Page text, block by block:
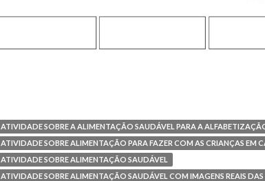
ATIVIDADE SOBRE A ALIMENTAÇÃO SAUDÁVEL PARA A
ATIVIDADE SOBRE ALIMENTAÇÃO PARA FAZER COM AS CRIANÇAS EM
ATIVIDADE SOBRE ALIMENTAÇÃO SAUDÁVEL
ATIVIDADE SOBRE ALIMENTAÇÃO SAUDÁVEL COM IMAGENS REAIS DAS